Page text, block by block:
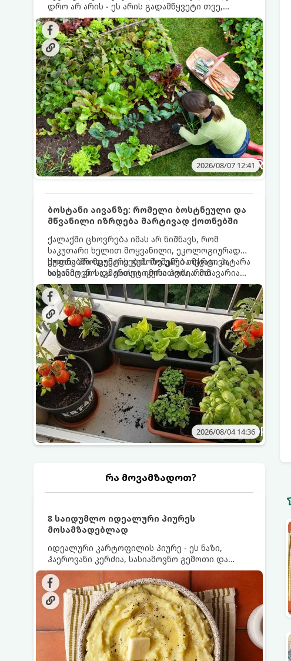
დრო არ არის - ეს არის გადამწყვეტი თვე,
როდესაც საფუძველი ეყრება მომავალი წლის
მოსავალს და ბაღი მზადდება შემოდგომა-
ზამთრის სეზონისთვის. იმისათვის, რომ
ნიადაგმა ენერგია აღიდგინოს, ხოლო
მცენარეებმა ზამთარს გაუძლონ, აგვისტოს
ბოლომდე 5 მნიშვნელოვანი საქმის გაკეთება
უნდა მოასწროთ:
2026/08/07 12:41
ბოსტანი აივანზე: რომელი ბოსტნეული და
მწვანილი იზრდება მარტივად ქოთნებში
ქალაქში ცხოვრება იმას არ ნიშნავს, რომ
საკუთარი ხელით მოყვანილი, ეკოლოგიურად
სუფთა პროდუქტის გემოზე უარი თქვათ. პატარა
აივანიც კი საკმარისია იმისათვის, რომ
მოიწყოთ მინი-ბოსტანი, საიდანაც
ყოველდღიურად ახალ, არომატულ მწვანილსა
და ბოსტნეულს მოკრეფთ.
ქოთნებში მცენარეების მოშენება მარტივი,
სასიამოვნო და ესთეტიკური ჰობია. მთავარია
იცოდეთ, რომელი კულტურები ეგუებიან
ქოთნის პირობებს ყველაზე კარგად და როგორ
მოუაროთ მათ სწორად.
2026/08/04 14:36
რა მოვამზადოთ?
8 საიდუმლო იდეალური პიურეს
მოსამზადებლად
იდეალური კარტოფილის პიურე - ეს ნაზი,
ჰაეროვანი კერძია, სასიამოვნო გემოთი და
ნაღების-მოყვითალო ფერით. მისი მომზადება
ძალიან მარტივია, მაგრამ არსებობს რამდენიმე
საიდუმლო, რომლებიც უნდა იცოდეთ, რომ
პიურე იდეალურად გემრიელი გამოვიდეს.